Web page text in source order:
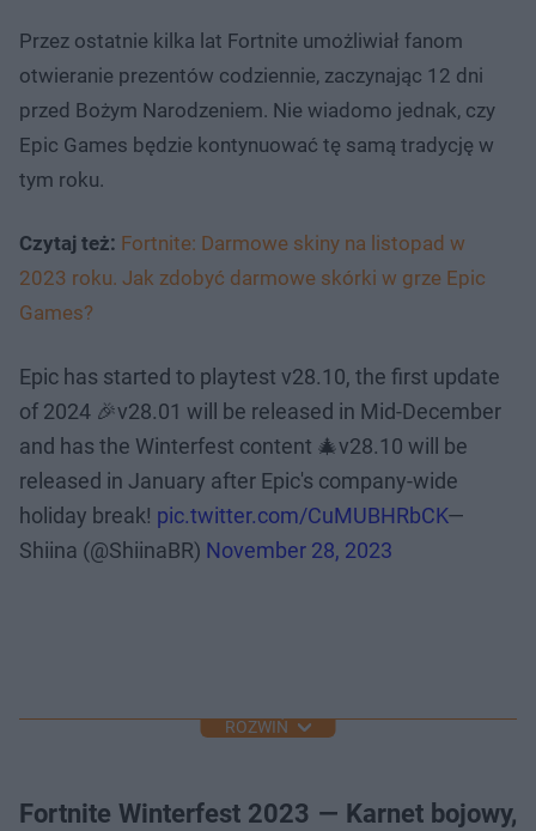
Przez ostatnie kilka lat Fortnite umożliwiał fanom
otwieranie prezentów codziennie, zaczynając 12 dni
przed Bożym Narodzeniem. Nie wiadomo jednak, czy
Epic Games będzie kontynuować tę samą tradycję w
tym roku.
Czytaj też: Fortnite: Darmowe skiny na listopad w
2023 roku. Jak zdobyć darmowe skórki w grze Epic
Games?
Epic has started to playtest v28.10, the first update
of 2024 🎉v28.01 will be released in Mid-December
and has the Winterfest content 🎄v28.10 will be
released in January after Epic's company-wide
holiday break! pic.twitter.com/CuMUBHRbCK—
Shiina (@ShiinaBR) November 28, 2023
ROZWIŃ
Fortnite Winterfest 2023 — Karnet bojowy,